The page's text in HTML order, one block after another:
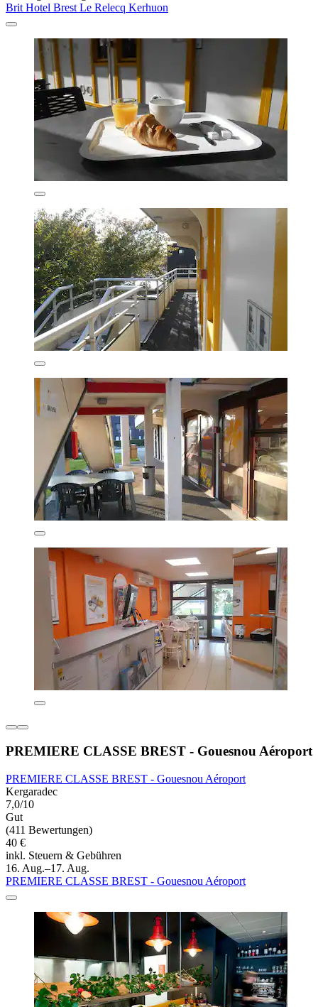
Brit Hotel Brest Le Relecq Kerhuon
PREMIERE CLASSE BREST - Gouesnou Aéroport
PREMIERE CLASSE BREST - Gouesnou Aéroport
Kergaradec
7,0/10
Gut
(411 Bewertungen)
40 €
inkl. Steuern & Gebühren
16. Aug.–17. Aug.
PREMIERE CLASSE BREST - Gouesnou Aéroport